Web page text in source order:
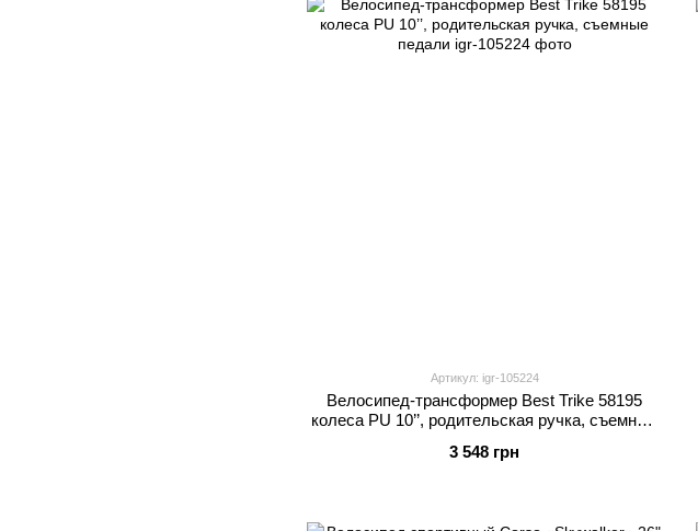
Артикул: igr-105224
Велосипед-трансформер Best Trike 58195
колеса PU 10’’, родительская ручка, съемные
3 548 грн